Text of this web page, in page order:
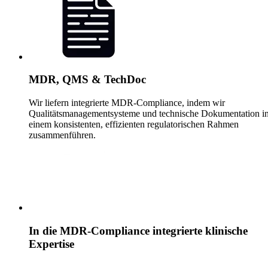
MDR, QMS & TechDoc
Wir liefern integrierte MDR-Compliance, indem wir
Qualitätsmanagementsysteme und technische Dokumentation
einem konsistenten, effizienten regulatorischen Rahmen
zusammenführen.
In die MDR-Compliance integrierte klinische
Expertise